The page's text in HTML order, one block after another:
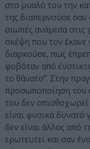
στο μυαλό του την
της διαπερνούσε σαν
σιωπές ανάμεσα στις
σκέψη που τον έκανε
διαρκούσε, πως
φοβόταν από
το θάνατο”. Στην
προσωποποίηση του
του δεν οπισθοχωρεί
είναι φυσικά δυνατό
δεν είναι άλλος από
ερωτευτεί και σαν